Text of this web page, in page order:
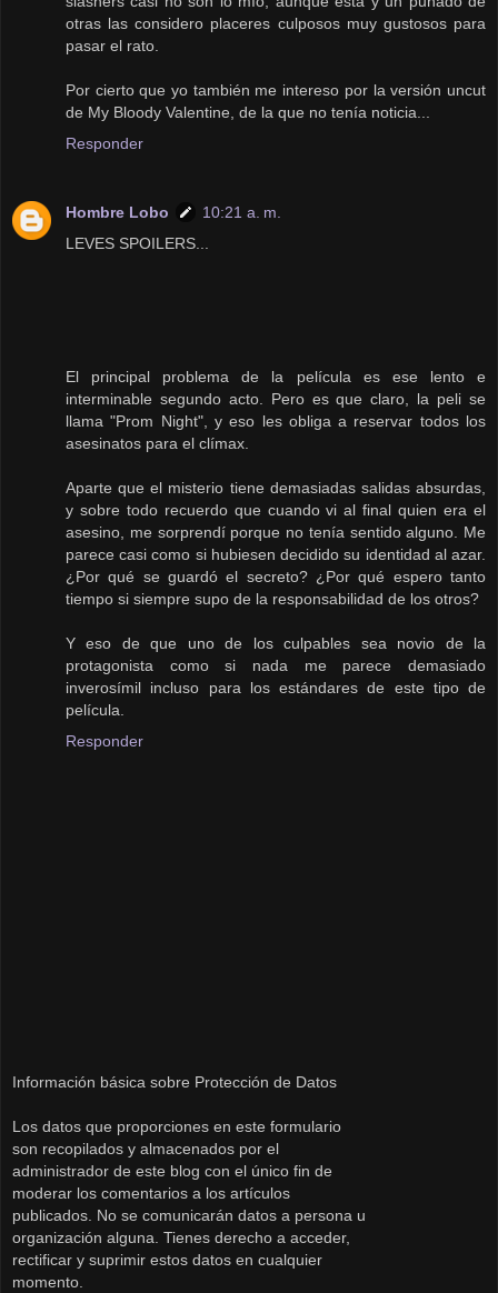
otras las considero placeres culposos muy gustosos para
pasar el rato.
Por cierto que yo también me intereso por la versión uncut
de My Bloody Valentine, de la que no tenía noticia...
Responder
Hombre Lobo
10:21 a. m.
LEVES SPOILERS...
El principal problema de la película es ese lento e
interminable segundo acto. Pero es que claro, la peli se
llama "Prom Night", y eso les obliga a reservar todos los
asesinatos para el clímax.
Aparte que el misterio tiene demasiadas salidas absurdas,
y sobre todo recuerdo que cuando vi al final quien era el
asesino, me sorprendí porque no tenía sentido alguno. Me
parece casi como si hubiesen decidido su identidad al azar.
¿Por qué se guardó el secreto? ¿Por qué espero tanto
tiempo si siempre supo de la responsabilidad de los otros?
Y eso de que uno de los culpables sea novio de la
protagonista como si nada me parece demasiado
inverosímil incluso para los estándares de este tipo de
película.
Responder
Información básica sobre Protección de Datos
Los datos que proporciones en este formulario
son recopilados y almacenados por el
administrador de este blog con el único fin de
moderar los comentarios a los artículos
publicados. No se comunicarán datos a persona u
organización alguna. Tienes derecho a acceder,
rectificar y suprimir estos datos en cualquier
momento.